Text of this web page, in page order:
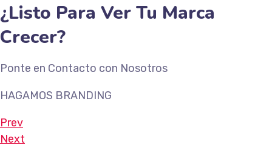
¿Listo Para Ver Tu Marca
Crecer?
Ponte en Contacto con Nosotros
HAGAMOS BRANDING
Prev
Next